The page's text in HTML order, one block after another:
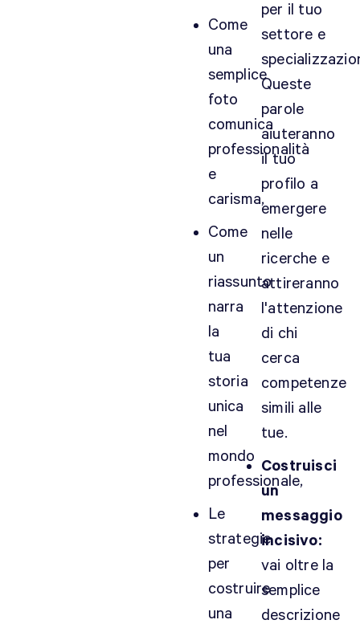
Come
una
semplice
foto
comunica
professionalità
e
carisma,
Come
un
riassunto
narra
la
tua
storia
unica
nel
mondo
professionale,
Le
strategie
per
costruire
una
per il tuo
settore e
Queste
parole
aiuteranno
il tuo
profilo a
emergere
nelle
ricerche e
attireranno
l'attenzione
di chi
cerca
competenze
simili alle
tue.
Costruisci
un
messaggio
incisivo:
vai oltre la
semplice
descrizione